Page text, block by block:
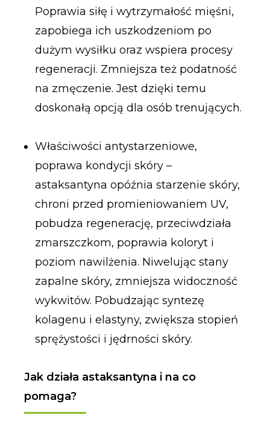
Poprawia siłę i wytrzymałość mięśni,
zapobiega ich uszkodzeniom po
dużym wysiłku oraz wspiera procesy
regeneracji. Zmniejsza też podatność
na zmęczenie. Jest dzięki temu
doskonałą opcją dla osób trenujących.
Właściwości antystarzeniowe,
poprawa kondycji skóry –
astaksantyna opóźnia starzenie skóry,
chroni przed promieniowaniem UV,
pobudza regenerację, przeciwdziała
zmarszczkom, poprawia koloryt i
poziom nawilżenia. Niwelując stany
zapalne skóry, zmniejsza widoczność
wykwitów. Pobudzając syntezę
kolagenu i elastyny, zwiększa stopień
sprężystości i jędrności skóry.
Jak działa astaksantyna i na co
pomaga?